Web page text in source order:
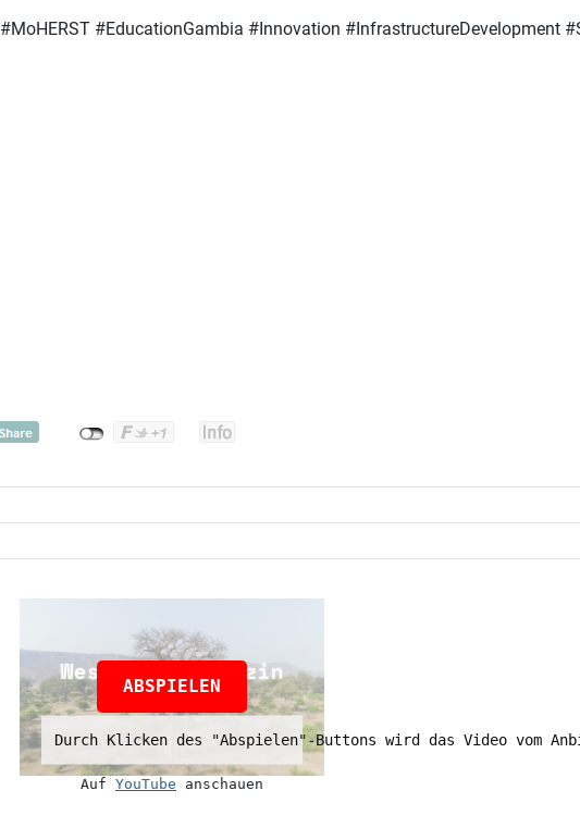
ABSPIELEN
Durch Klicken des "Abspielen"-Buttons wird das Video vom
Auf YouTube anschauen
#MoHERST #EducationGambia #Innovation #InfrastructureDevelopment #